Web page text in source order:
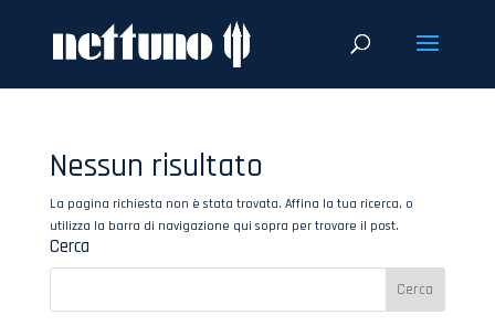
Nessun risultato
La pagina richiesta non è stata trovata. Affina la tua ricerca, o
utilizza la barra di navigazione qui sopra per trovare il post.
Cerca